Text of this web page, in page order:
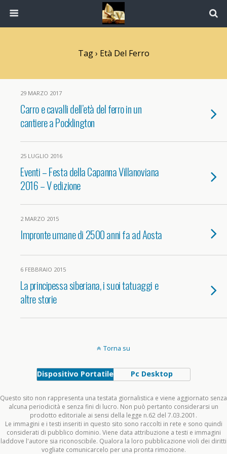
Tag › Età Del Ferro
29 MARZO 2017
Carro e cavalli dell’età del ferro in un
cantiere a Pocklington
25 LUGLIO 2016
Eventi – Festa della Capanna Villanoviana
2016 – V edizione
2 MARZO 2015
Impronte umane di 2500 anni fa ad Aosta
6 FEBBRAIO 2015
La principessa siberiana, i suoi tatuaggi e
altre storie
Torna su
Dispositivo Portatile Pc Desktop
Questo sito non rappresenta una testata giornalistica e viene aggiornato senza
alcuna periodicità e senza fini di lucro. Non può pertanto considerarsi un
prodotto editoriale ai sensi della legge n.62 del 7.03.2001.
Le immagini e i testi inseriti in questo sito sono raccolti in rete e sono quindi
considerati di pubblico dominio. Viene data attribuzione a testi e immagini
laddove l'autore sia riconoscibile. Qualora la loro pubblicazione violi dei diritti
vogliate comunicarcelo per una pronta rimozione.